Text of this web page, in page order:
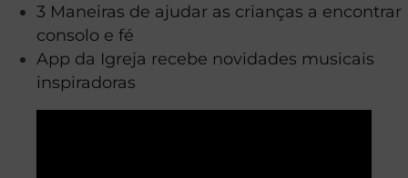
3 Maneiras de ajudar as crianças a encontrar
consolo e fé
App da Igreja recebe novidades musicais
inspiradoras